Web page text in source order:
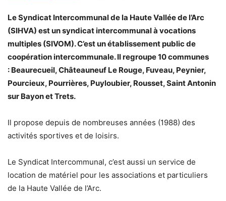
Le Syndicat Intercommunal de la Haute Vallée de l’Arc
(SIHVA) est un syndicat intercommunal à vocations
multiples (SIVOM). C’est un établissement public de
coopération intercommunale. Il regroupe 10 communes
: Beaurecueil, Châteauneuf Le Rouge, Fuveau, Peynier,
Pourcieux, Pourrières, Puyloubier, Rousset, Saint Antonin
sur Bayon et Trets.
Il propose depuis de nombreuses années (1988) des
activités sportives et de loisirs.
Le Syndicat Intercommunal, c’est aussi un service de
location de matériel pour les associations et particuliers
de la Haute Vallée de l’Arc.